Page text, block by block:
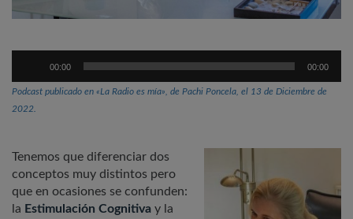
audio
00:00 00:00
Podcast publicado en «La Radio es mía», de Pachi Poncela, el 13 de Diciembre de
2022.
Tenemos que diferenciar dos
conceptos muy distintos pero
que en ocasiones se confunden:
la Estimulación Cognitiva y la